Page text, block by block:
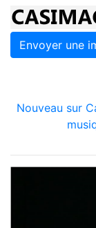
Envoyer une
Nouveau sur